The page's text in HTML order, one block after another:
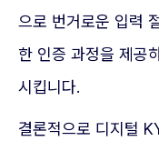
으로 번거로운 입력
한 인증 과정을 제공
시킵니다.
결론적으로 디지털